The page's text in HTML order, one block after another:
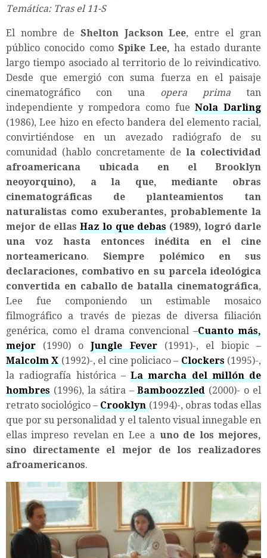
Temática: Tras el 11-S
El nombre de Shelton Jackson Lee, entre el gran
público conocido como Spike Lee,ha estado durante
largo tiempo asociado al territorio de lo reivindicativo.
Desde que emergió con suma fuerza en el paisaje
cinematográfico con una opera prima tan
independiente y rompedora como fueNola Darling
(1986), Lee hizo en efecto bandera del elemento racial,
convirtiéndose en un avezado radiógrafo de su
comunidad (hablo concretamente de la colectividad
afroamericana ubicada en el Brooklyn
neoyorquino), a la que, mediante obras
cinematográficas de planteamientos tan
naturalistas como exuberantes, probablemente la
mejor de ellasHaz lo que debas(1989), logró darle
una voz hasta entonces inédita en el cine
norteamericano.Siempre polémico en sus
declaraciones, combativo en su parcela ideológica
convertida en caballo de batalla cinematográfica,
Lee fue componiendo un estimable mosaico
filmográfico a través de piezas de diversa filiación
genérica, como el drama convencional –Cuanto más,
mejor (1990) oJungle Fever(1991)-, el biopic –
Malcolm X(1992)-, el cine policiaco – Clockers(1995)-,
la radiografía histórica – La marcha del millón de
hombres (1996), la sátira –Bamboozzled (2000)- o el
retrato sociológico –Crooklyn (1994)-, obras todas ellas
que por su personalidad y el talento visual innegable en
ellas impreso revelan en Lee a uno de los mejores,
sino directamente el mejor de los realizadores
afroamericanos.